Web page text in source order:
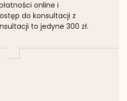
online i
do konsultacji z
to jedyne 300 zł.